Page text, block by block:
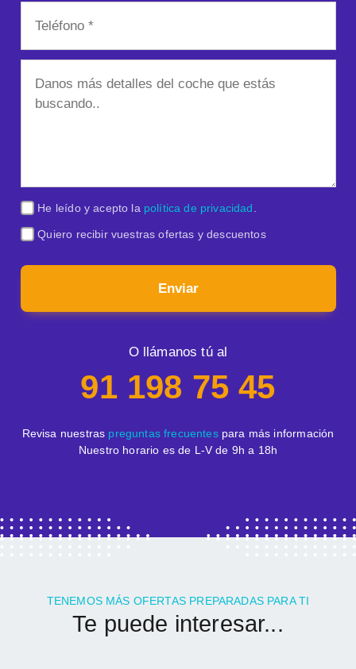
He leído y acepto la política de privacidad
Quiero recibir vuestras ofertas y descuentos
Enviar
O llámanos tú al
91 198 75 45
Revisa nuestras preguntas frecuentespara más información
Nuestro horario es de L-V de 9h a 18h
TENEMOS MÁS OFERTAS PREPARADAS PARA TI
Te puede interesar...